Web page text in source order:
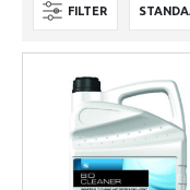
FILTER